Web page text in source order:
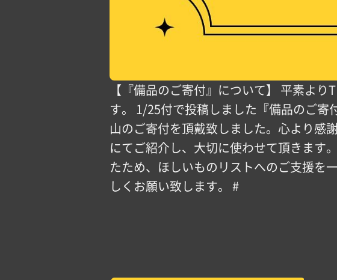
【『備品のご寄付』について】 平素よ
す。 1/25付で投稿しました『備品のご寄
山のご寄付を頂戴致しました。心より感
にてご紹介し、大切に使わせて頂きます
たため、ほしいものリストへのご支援を
しくお願い致します。 #